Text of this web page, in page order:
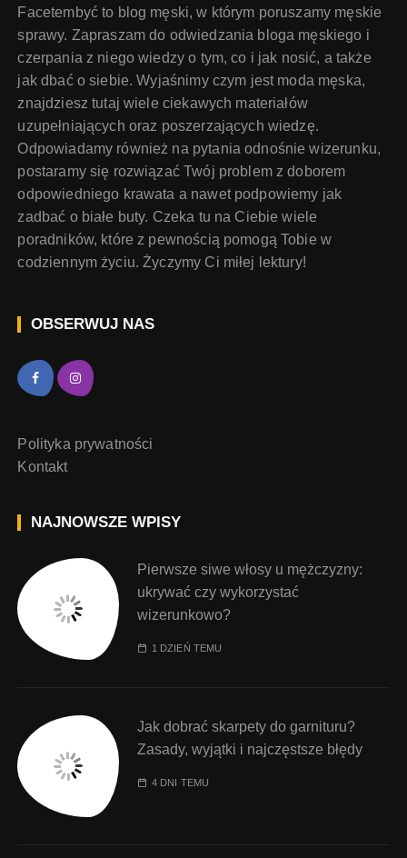
Facetembyć to blog męski, w którym poruszamy męskie
sprawy. Zapraszam do odwiedzania bloga męskiego i
czerpania z niego wiedzy o tym, co i jak nosić, a także
jak dbać o siebie. Wyjaśnimy czym jest moda męska,
znajdziesz tutaj wiele ciekawych materiałów
uzupełniających oraz poszerzających wiedzę.
Odpowiadamy również na pytania odnośnie wizerunku,
postaramy się rozwiązać Twój problem z doborem
odpowiedniego krawata a nawet podpowiemy jak
zadbać o białe buty. Czeka tu na Ciebie wiele
poradników, które z pewnością pomogą Tobie w
codziennym życiu. Życzymy Ci miłej lektury!
OBSERWUJ NAS
Polityka prywatności
Kontakt
NAJNOWSZE WPISY
Pierwsze siwe włosy u mężczyzny:
ukrywać czy wykorzystać
wizerunkowo?
1 DZIEŃ TEMU
Jak dobrać skarpety do garnituru?
Zasady, wyjątki i najczęstsze błędy
4 DNI TEMU